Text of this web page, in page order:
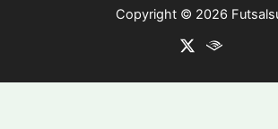
Copyright © 2026